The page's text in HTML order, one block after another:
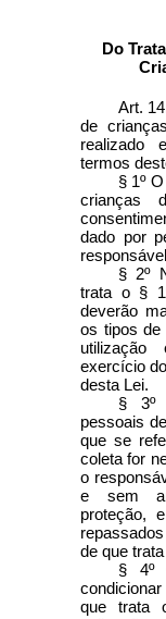
Do
Art.
de
realizado
termos
§ 1º
crianças
dado por
§ 2º
trata o §
deverão
os tipos de
exercício
desta Lei.
§ 3º
pessoais
que se
coleta for
o
e sem
proteção,
de que
§ 4º
que trata